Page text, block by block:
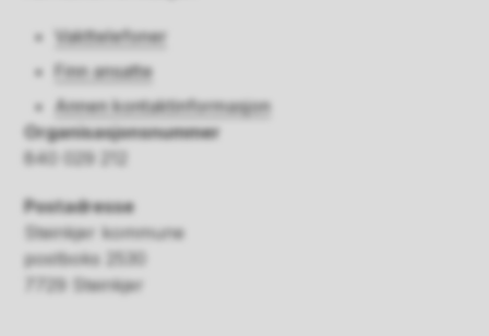
Vakttelefoner
Finn ansatte
Annen kontaktinformasjon
Organisasjonsnummer
840 029 212
Postadresse
Steinkjer kommune
postboks 2530
7729 Steinkjer